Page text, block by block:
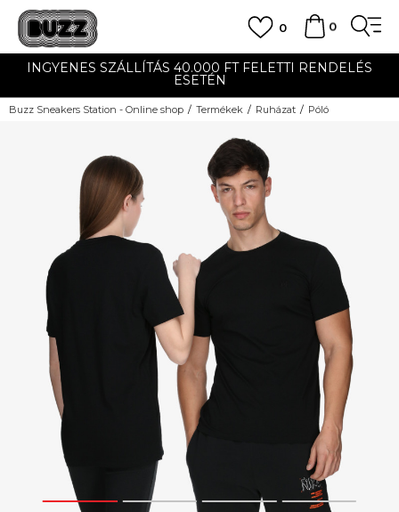
0
0
INGYENES SZÁLLÍTÁS 40.000 FT FELETTI RENDELÉS
ESETÉN
Buzz Sneakers Station - Online shop Termékek Ruházat Póló
1 2 3 4